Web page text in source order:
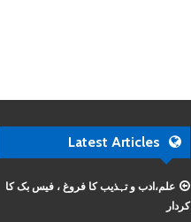
Latest Articles
علم،ادب و تہذیب کا فروغ ، فیس بک کا
کردار